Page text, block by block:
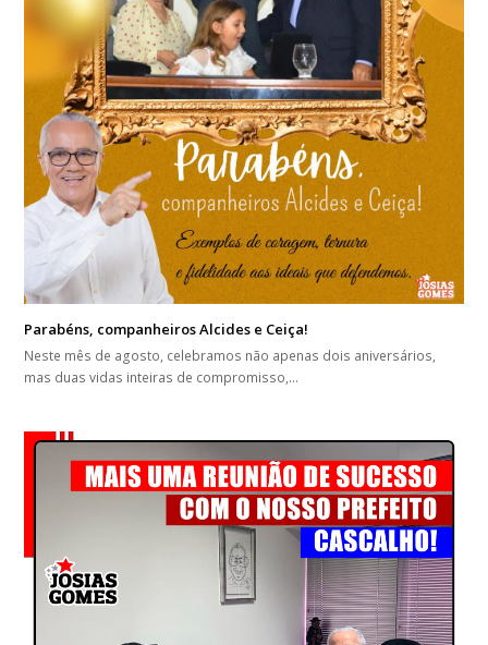
Parabéns, companheiros Alcides e Ceiça!
Neste mês de agosto, celebramos não apenas dois aniversários,
mas duas vidas inteiras de compromisso,…